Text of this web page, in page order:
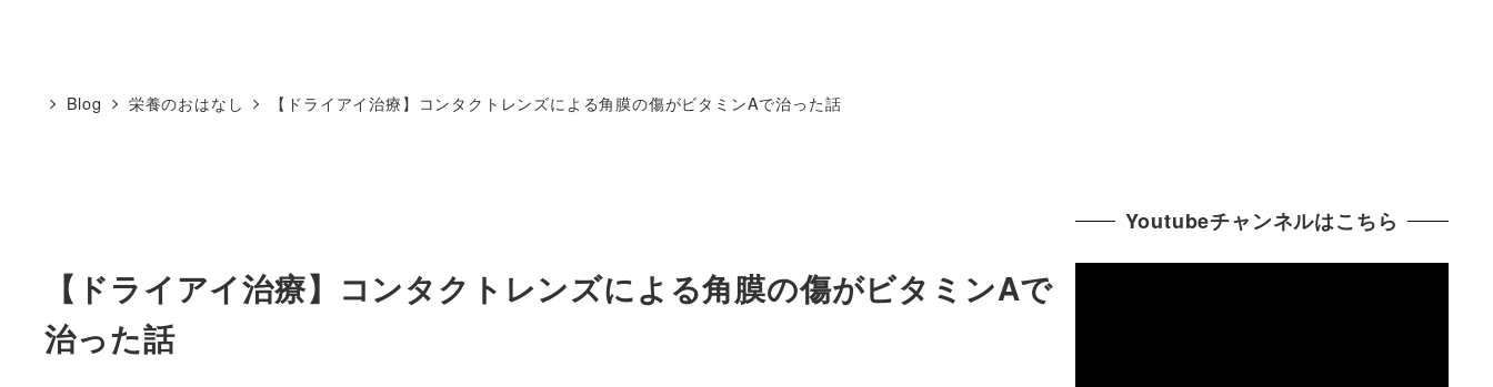
Blog 栄養のおはなし 【ドライアイ治療】コンタクトレンズによる角膜の傷がビタミンAで治った話
【ドライアイ治療】コンタクトレンズによる角膜の傷がビタミンAで
治った話
Youtubeチャンネルはこちら